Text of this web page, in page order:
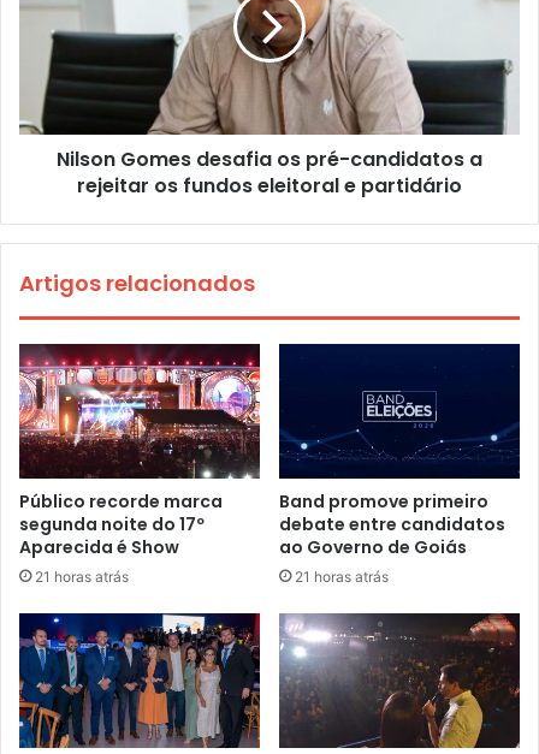
Nilson Gomes desafia os pré-candidatos a
rejeitar os fundos eleitoral e partidário
Artigos relacionados
Público recorde marca
segunda noite do 17º
Aparecida é Show
21 horas atrás
Band promove primeiro
debate entre candidatos
ao Governo de Goiás
21 horas atrás